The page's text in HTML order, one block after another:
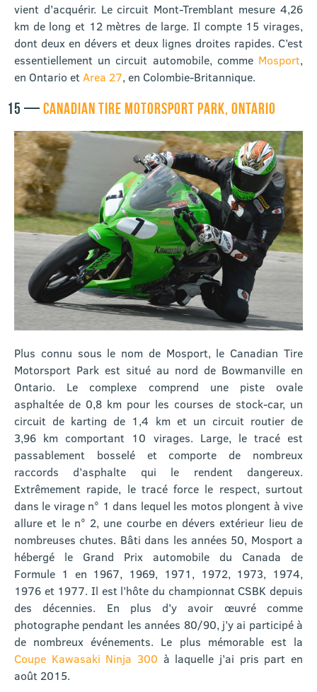
vient d’acquérir. Le circuit Mont-Tremblant mesure 4,26
km de long et 12 mètres de large. Il compte 15 virages,
dont deux en dévers et deux lignes droites rapides. C’est
essentiellement un circuit automobile, comme Mosport,
en Ontario et Area 27, en Colombie-Britannique.
15 — CANADIAN TIRE MOTORSPORT PARK, ONTARIO
Plus connu sous le nom de Mosport, le Canadian Tire
Motorsport Park est situé au nord de Bowmanville en
Ontario. Le complexe comprend une piste ovale
asphaltée de 0,8 km pour les courses de stock-car, un
circuit de karting de 1,4 km et un circuit routier de
3,96 km comportant 10 virages. Large, le tracé est
passablement bosselé et comporte de nombreux
raccords d’asphalte qui le rendent dangereux.
Extrêmement rapide, le tracé force le respect, surtout
dans le virage n° 1 dans lequel les motos plongent à vive
allure et le n° 2, une courbe en dévers extérieur lieu de
nombreuses chutes. Bâti dans les années 50, Mosport a
hébergé le Grand Prix automobile du Canada de
Formule 1 en 1967, 1969, 1971, 1972, 1973, 1974,
1976 et 1977. Il est l’hôte du championnat CSBK depuis
des décennies. En plus d’y avoir œuvré comme
photographe pendant les années 80/90, j’y ai participé à
de nombreux événements. Le plus mémorable est la
Coupe Kawasaki Ninja 300 à laquelle j’ai pris part en
août 2015.